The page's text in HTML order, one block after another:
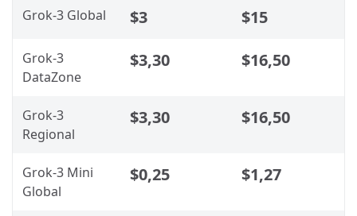
Grok-3 Global $3 $15
Grok-3
DataZone
$3,30 $16,50
Grok-3
Regional
$3,30 $16,50
Grok-3 Mini
Global
$0,25 $1,27